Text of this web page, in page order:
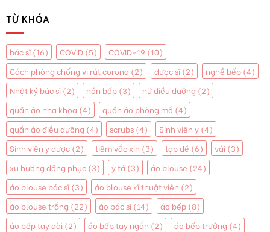
TỪ KHÓA
bác sĩ(16) COVID (5) COVID-19 (10)
Cách phòng chống vi rút corona (2) dược sĩ(2) nghề bếp (4)
Nhật ký bác sĩ(2) nón bếp (3) nữ điều dưỡng (2)
quần áo nha khoa (4) quần áo phòng mổ (4)
quần áo điều dưỡng (4) scrubs (4) Sinh viên y (4)
Sinh viên y dược (2) tiêm vắc xin (3) tạp dề (6) vải (3)
xu hướng đồng phục (3) y tá (3) áo blouse (24)
áo blouse bác sĩ(3) áo blouse kĩ thuật viên (2)
áo blouse trắng (22) áo bác sĩ(14) áo bếp (8)
áo bếp tay dài (2) áo bếp tay ngắn (2) áo bếp trưởng (4)